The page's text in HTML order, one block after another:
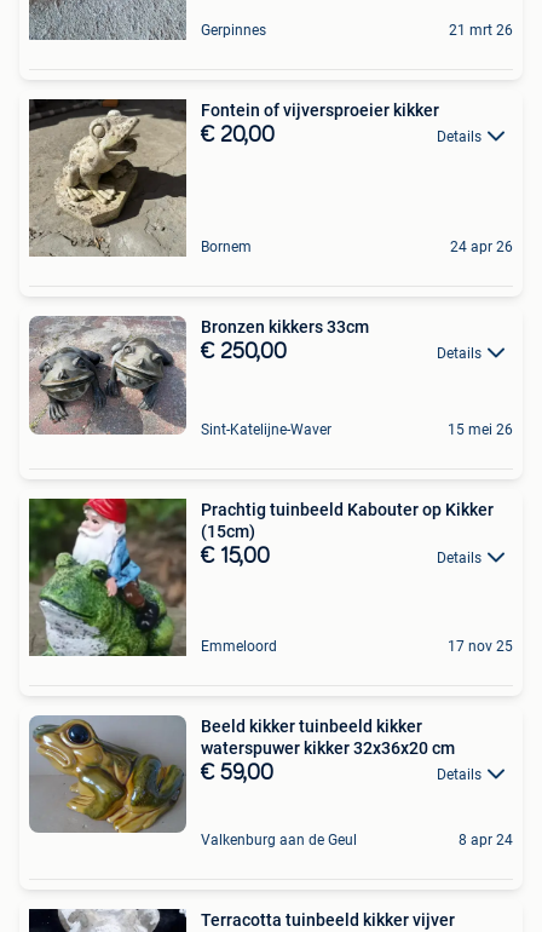
Gerpinnes 21 mrt 26
Fontein of vijversproeier kikker
€ 20,00 Details
Bornem 24 apr 26
Bronzen kikkers 33cm
€ 250,00 Details
Sint-Katelijne-Waver 15 mei 26
Prachtig tuinbeeld Kabouter op Kikker
(15cm)
€ 15,00 Details
Emmeloord 17 nov 25
Beeld kikker tuinbeeld kikker
waterspuwer kikker 32x36x20 cm
€ 59,00 Details
Valkenburg aan de Geul 8 apr 24
Terracotta tuinbeeld kikker vijver